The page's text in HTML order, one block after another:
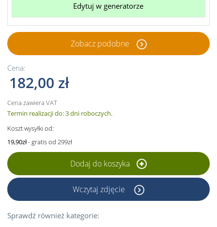
Edytuj w generatorze
Zobacz podobne
Cena:
182,00 zł
Cena zawiera VAT
Termin realizacji do: 3 dni roboczych.
Koszt wysyłki od:
19,90zł- gratis od 299zł
Dodaj do koszyka
Wczytaj zdjęcie
Sprawdź również kategorie: